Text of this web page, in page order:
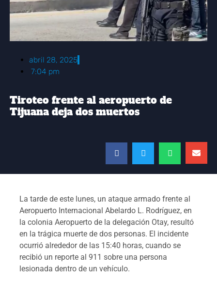
abril 28, 2025
7:04 pm
Tiroteo frente al aeropuerto de
Tijuana deja dos muertos
La tarde de este lunes, un ataque armado frente al
Aeropuerto Internacional Abelardo L. Rodríguez, en
la colonia Aeropuerto de la delegación Otay, resultó
en la trágica muerte de dos personas. El incidente
ocurrió alrededor de las 15:40 horas, cuando se
recibió un reporte al 911 sobre una persona
lesionada dentro de un vehículo.